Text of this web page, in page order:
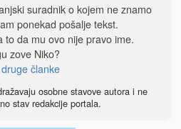
suradnik o kojem ne znamo
ponekad pošalje tekst.
to da mu ovo nije pravo ime.
zove Niko?
članke
osobne stavove autora i ne
stav redakcije portala.